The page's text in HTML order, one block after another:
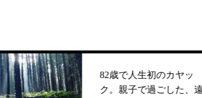
82歳で人生初のカヤッ
ク。親子で過ごした、遠